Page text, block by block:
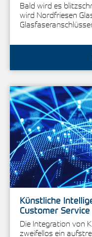
Bald wird es
wird Nordfriesen
Künstliche
Customer Service
Die Integration von
zweifellos ein